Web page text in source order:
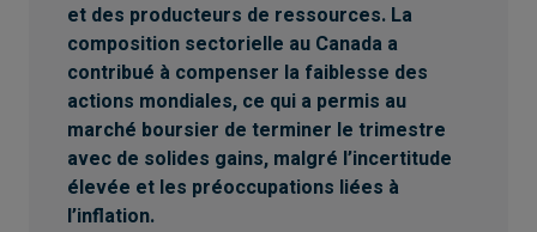
et des producteurs de ressources. La
composition sectorielle au Canada a
contribué à compenser la faiblesse des
actions mondiales, ce qui a permis au
marché boursier de terminer le trimestre
avec de solides gains, malgré l’incertitude
élevée et les préoccupations liées à
l’inflation.